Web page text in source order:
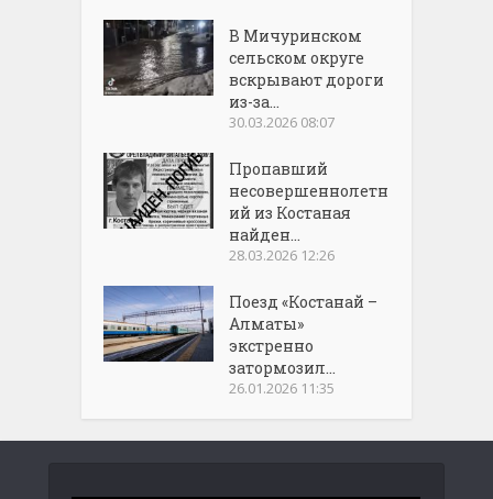
В Мичуринском
сельском округе
вскрывают дороги
из-за...
30.03.2026 08:07
Пропавший
несовершеннолетн
ий из Костаная
найден...
28.03.2026 12:26
Поезд «Костанай –
Алматы»
экстренно
затормозил...
26.01.2026 11:35